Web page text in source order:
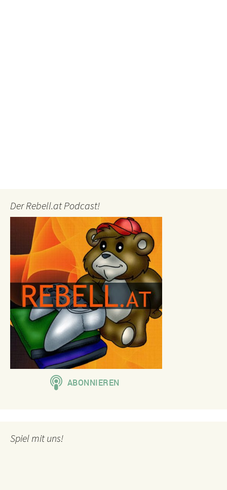
Der Rebell.at Podcast!
Spiel mit uns!